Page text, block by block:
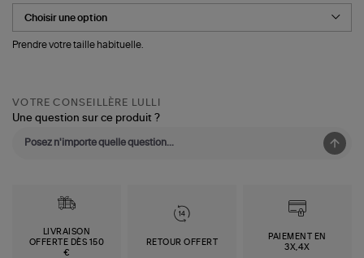
Prendre votre taille habituelle.
VOTRE CONSEILLÈRE LULLI
Une question sur ce produit ?
LIVRAISON
OFFERTE DÈS 150
€
RETOUR OFFERT
PAIEMENT EN
3X,4X